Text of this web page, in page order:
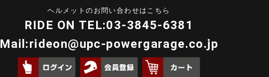
ヘルメットのお問い合わせはこちら
RIDE ON TEL:03-3845-6381
Mail:rideon@upc-powergarage.co.jp